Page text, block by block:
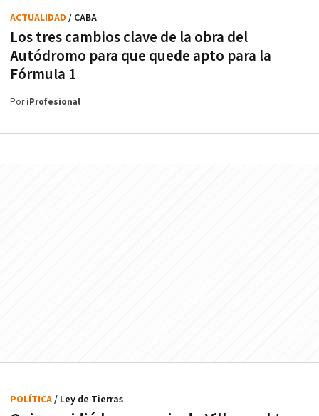
Los tres cambios clave de la obra del
Autódromo para que quede apto para la
Fórmula 1
ACTUALIDAD / CABA
PoriProfesional
POLÍTICA/ Ley de Tierras